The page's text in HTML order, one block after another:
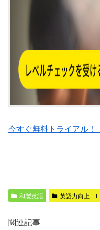
今すぐ無料トライアル！
和製英語 英語力向上
関連記事